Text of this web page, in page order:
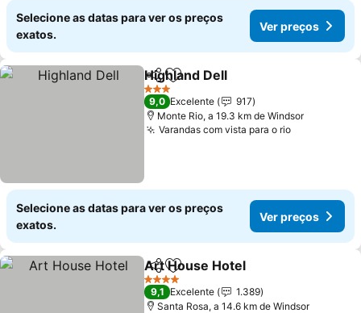
Selecione as datas para ver os preços
exatos.
Ver preços
PartilharAdicionar aos favoritos
Highland Dell
3 Estrelas
9,0 Excelente
917
Monte Rio, a 19.3 km de Windsor
Varandas com vista para o rioVer preços
Selecione as datas para ver os preços
exatos.
Ver preços
PartilharAdicionar aos favoritos
Art House Hotel
4 Estrelas
9,1 Excelente
1.389
Santa Rosa, a 14.6 km de Windsor